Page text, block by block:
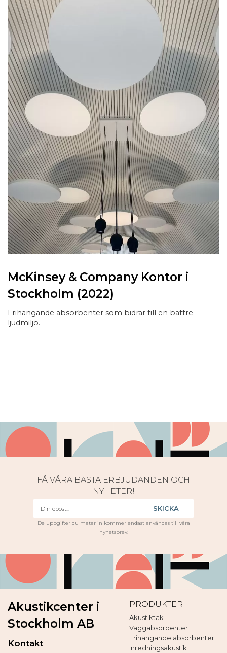
McKinsey & Company Kontor i
Stockholm (2022)
Frihängande absorbenter som bidrar till en bättre
ljudmiljö.
FÅ VÅRA BÄSTA ERBJUDANDEN OCH
NYHETER!
SKICKA
De uppgifter du matar in kommer endast användas till våra
nyhetsbrev.
Akustikcenter i
Stockholm AB
Kontakt
PRODUKTER
Akustiktak
Väggabsorbenter
Frihängande absorbenter
Inredningsakustik